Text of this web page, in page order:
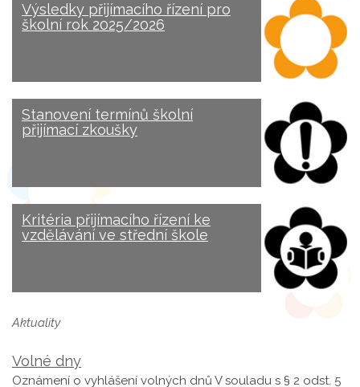
Výsledky přijímacího řízení pro
školní rok 2025/2026
Stanovení termínů školní
přijímací zkoušky
Kritéria přijímacího řízení ke
vzdělávání ve střední škole
Aktuality
Volné dny
Oznámení o vyhlášení volných dnů V souladu s § 2 odst. 5